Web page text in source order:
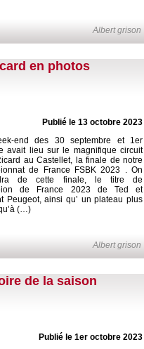
Albert grison
en photos
Publié le 13 octobre 2023
end des 30 septembre et 1er
avait lieu sur le magnifique circuit
au Castellet, la finale de notre
de France FSBK 2023 . On
de cette finale, le titre de
de France 2023 de Ted et
Peugeot, ainsi qu’ un plateau plus
(…)
Albert grison
de la saison
Publié le 1er octobre 2023